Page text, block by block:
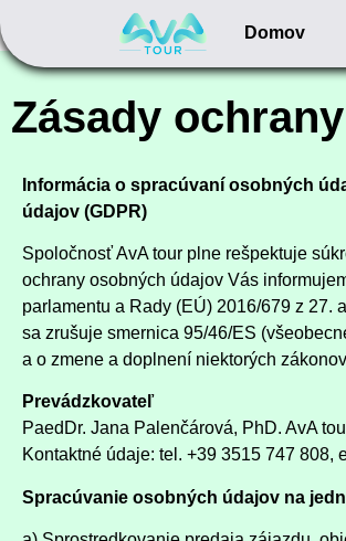
Domov
Zásady
Informácia o spracúvaní osobných
údajov (GDPR)
Spoločnosť AvA tour plne rešpektuje
ochrany osobných údajov Vás
parlamentu a Rady (EÚ) 2016/679 z 27.
sa zrušuje smernica 95/46/ES
a o zmene a doplnení niektorých
Prevádzkovateľ
PaedDr. Jana Palenčárová, PhD. AvA
Kontaktné údaje: tel. +39 3515 747 808,
Spracúvanie osobných údajov na